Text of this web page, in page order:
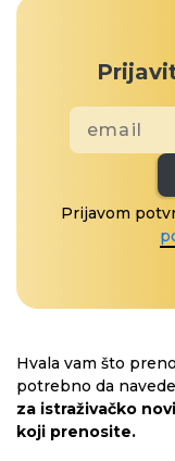
Prijavom
Hvala vam što
potrebno da
za istraživačko
koji prenosite.